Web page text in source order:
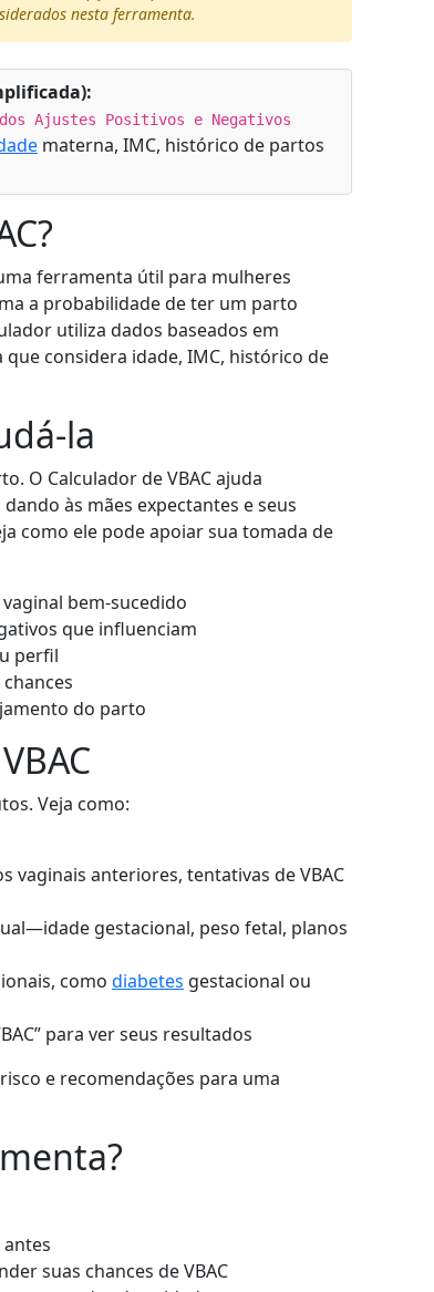
nesta ferramenta.
dos Ajustes Positivos e Negativos
materna, IMC, histórico de partos
ferramenta útil para mulheres
a probabilidade de ter um parto
utiliza dados baseados em
considera idade, IMC, histórico de
la
O Calculador de VBAC ajuda
às mães expectantes e seus
como ele pode apoiar sua tomada de
bem-sucedido
que influenciam
perfil
do parto
Veja como:
anteriores, tentativas de VBAC
gestacional, peso fetal, planos
como diabetes gestacional ou
para ver seus resultados
e recomendações para uma
suas chances de VBAC